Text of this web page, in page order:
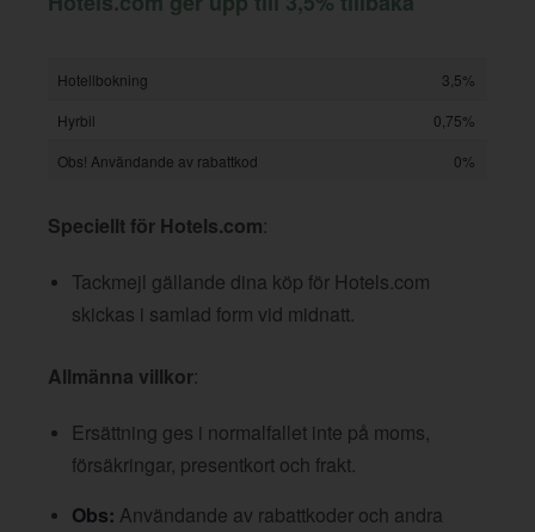
Hotellbokning
3,5%
Hyrbil
0,75%
Obs! Användande av rabattkod
0%
Speciellt för Hotels.com:
Tackmejl gällande dina köp för Hotels.com
skickas i samlad form vid midnatt.
Allmänna villkor:
Ersättning ges i normalfallet inte på moms,
försäkringar, presentkort och frakt.
Obs: Användande av rabattkoder och andra